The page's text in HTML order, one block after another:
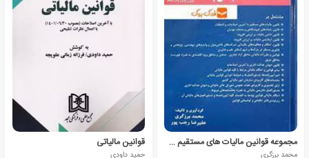
مجموعه قوانین مالیات های مستقیم 1402
محمد برزگری
قوانین مالیاتی
حمید داودی